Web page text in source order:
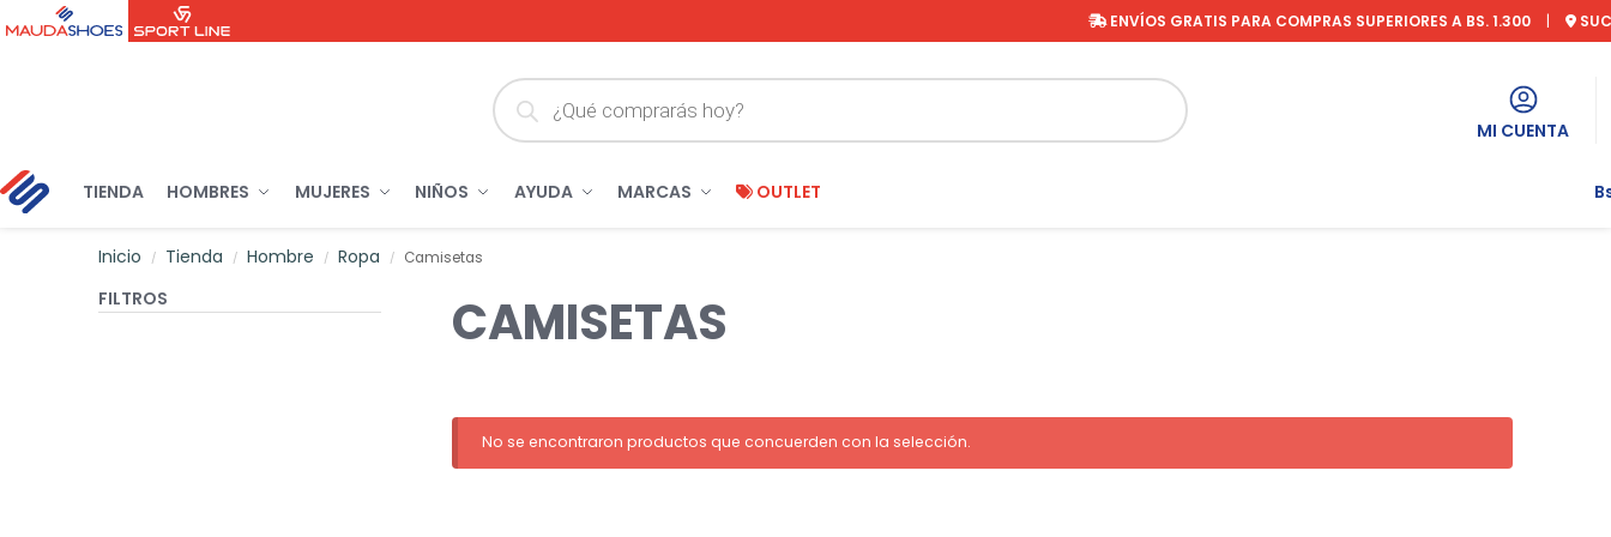
ENVÍOS GRATIS PARA COMPRAS SUPERIORES A BS. 1.300 |
MI CUENTA
TIENDA HOMBRES MUJERES NIÑOS AYUDA MARCAS OUTLET
Inicio / Tienda / Hombre / Ropa / Camisetas
CAMISETAS
No se encontraron productos que concuerden con la selección.
FILTROS